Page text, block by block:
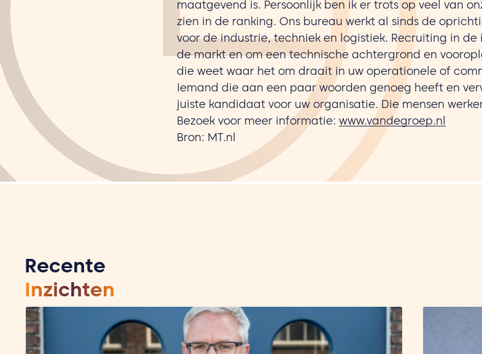
maatgevend is. Persoonlijk ben ik er trots op veel van
zien in de ranking. Ons bureau werkt al sinds de
voor de industrie, techniek en logistiek. Recruiting in de
de markt en om een technische achtergrond en
die weet waar het om draait in uw operationele of
Iemand die aan een paar woorden genoeg heeft en
juiste kandidaat voor uw organisatie. Die mensen
Bezoek voor meer informatie: www.vandegroep.nl
Bron: MT.nl
Recente
Inzichten